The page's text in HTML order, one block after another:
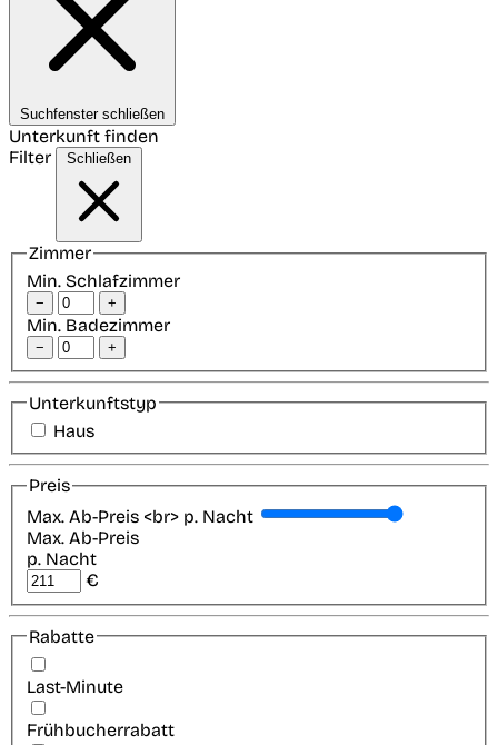
Suchfenster schließen
Unterkunft finden
Filter
Schließen
Zimmer
Min. Schlafzimmer
− +
Min. Badezimmer
− +
Unterkunftstyp
Haus
Preis
Max. Ab-Preis <br> p. Nacht
Max. Ab-Preis
p. Nacht
€
Rabatte
Last-Minute
Frühbucherrabatt